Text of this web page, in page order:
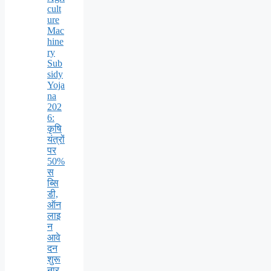
cult
ure
Mac
hine
ry
Sub
sidy
Yoja
na
202
6:
कृषि
यंत्रों
पर
50%
स
ब्सि
डी,
ऑन
लाइ
न
आवे
दन
शुरू